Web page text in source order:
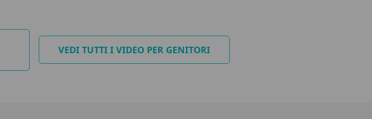
VEDI TUTTI I VIDEO PER GENITORI